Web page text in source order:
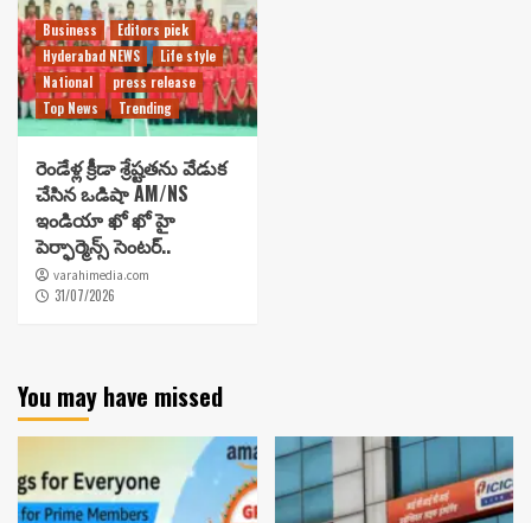
Business
Editors pick
Hyderabad NEWS
Life style
National
press release
Top News
Trending
రెండేళ్ల క్రీడా శ్రేష్టతను వేడుక
చేసిన ఒడిషా AM/NS
ఇండియా ఖో ఖో హై
పెర్ఫార్మెన్స్ సెంటర్..
varahimedia.com
31/07/2026
You may have missed